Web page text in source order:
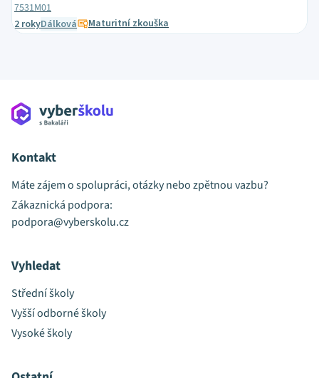
7531M01
2 rokyDálková Maturitní zkouška
Kontakt
Máte zájem o spolupráci, otázky nebo zpětnou vazbu?
Zákaznická podpora:
podpora@vyberskolu.cz
Vyhledat
Střední školy
Vyšší odborné školy
Vysoké školy